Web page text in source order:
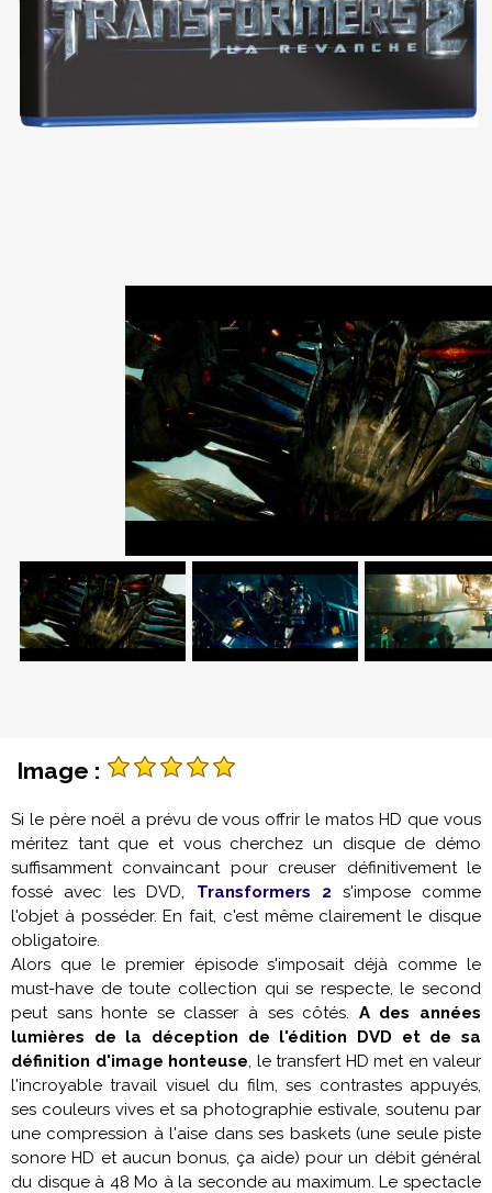
Image :
Si le père noël a prévu de vous offrir le matos HD que vous
méritez tant que et vous cherchez un disque de démo
suffisamment convaincant pour creuser définitivement le
fossé avec les DVD, Transformers 2 s'impose comme
l'objet à posséder. En fait, c'est même clairement le disque
obligatoire.
Alors que le premier épisode s'imposait déjà comme le
must-have de toute collection qui se respecte, le second
peut sans honte se classer à ses côtés. A des années
lumières de la déception de l'édition DVD et de sa
définition d'image honteuse, le transfert HD met en valeur
l'incroyable travail visuel du film, ses contrastes appuyés,
ses couleurs vives et sa photographie estivale, soutenu par
une compression à l'aise dans ses baskets (une seule piste
sonore HD et aucun bonus, ça aide) pour un débit général
du disque à 48 Mo à la seconde au maximum. Le spectacle